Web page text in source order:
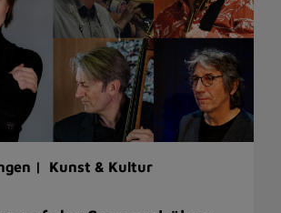
| Kunst & Kultur